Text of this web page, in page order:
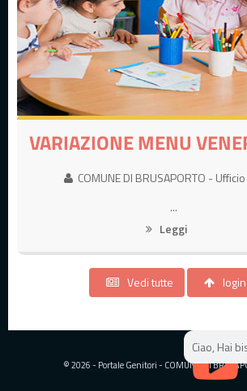
COMUNE DI BRUSAPORTO -
...
Leggi
Vedi tutte login
© 2026 - Portale Genitori - COMUNE DI